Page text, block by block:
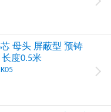
芯 母头 屏蔽型 预铸
长度0.5米